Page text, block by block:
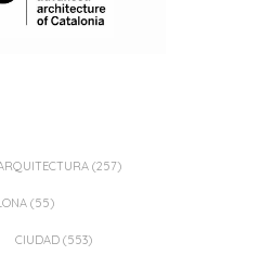
(257)
(55)
CIUDAD (553)